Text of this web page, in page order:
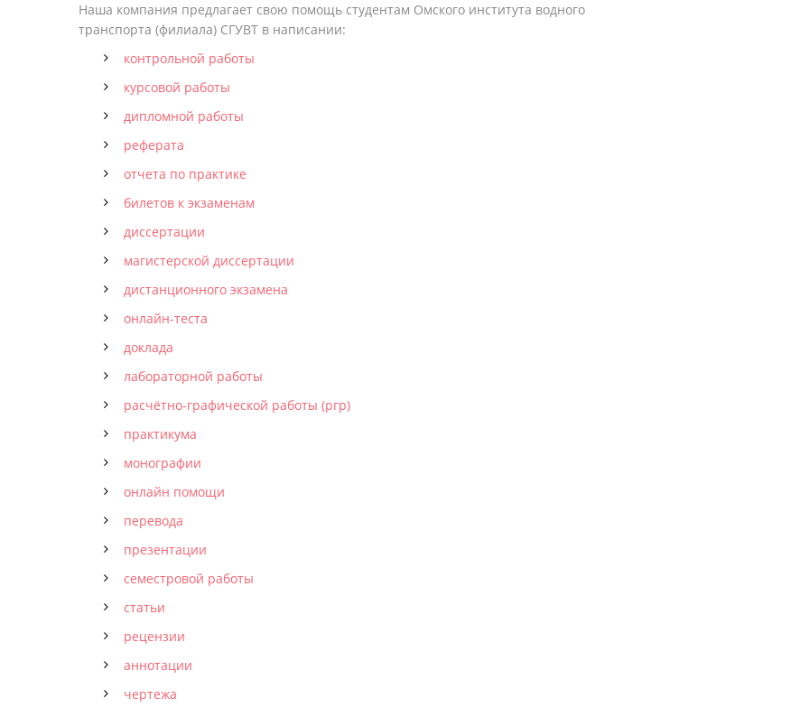
Наша компания предлагает свою помощь студентам Омского института водного
транспорта (филиала) СГУВТ в написании:
контрольной работы
курсовой работы
дипломной работы
реферата
отчета по практике
билетов к экзаменам
диссертации
магистерской диссертации
дистанционного экзамена
онлайн-теста
доклада
лабораторной работы
расчётно-графической работы (ргр)
практикума
монографии
онлайн помощи
перевода
презентации
семестровой работы
статьи
рецензии
аннотации
чертежа